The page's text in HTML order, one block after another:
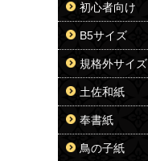
初心者向け
B5サイズ
規格外サイズ
土佐和紙
奉書紙
鳥の子紙